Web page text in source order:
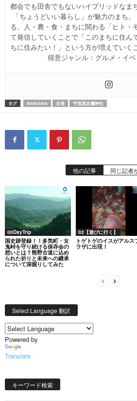
都会でも田舎でもないハイブリッドなま
「ちょうどいい暮らし」が魅力のまち
る、人・農・食・まちに関わる「ヒト・
て発信していくことで「このまちに住ん
ちに住みたい！」という方が増えていく
得意ジャンル：グルメ・イ
タグ NANOWA 名張 宇流冨志禰神社
他の記事 同じ記者
00DayTrip
国史跡登録！！多気町・女
鬼峠を守り続ける保存会の
想いとは？熊野古道に込め
られた祈りと未来への継承
について深掘りしてみた
02【遊びに行く】
トゲトゲのイスがアルス
ラザに出現！
Select Language 翻訳
Powered by
Translate
キーワード検索